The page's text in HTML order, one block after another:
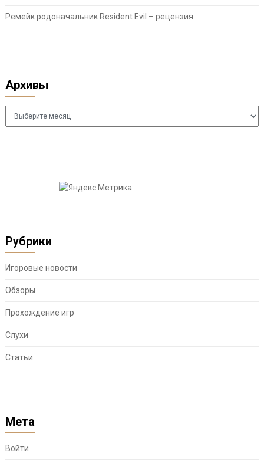
Ремейк родоначальник Resident Evil – рецензия
Архивы
Архивы
Рубрики
Игоровые новости
Обзоры
Прохождение игр
Слухи
Статьи
Мета
Войти